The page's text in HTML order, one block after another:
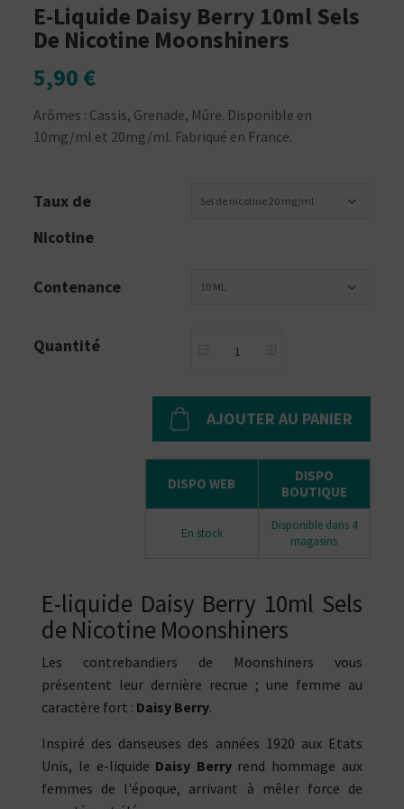
E-Liquide Daisy Berry 10ml Sels
De Nicotine Moonshiners
5,90 €
Arômes : Cassis, Grenade, Mûre. Disponible en
10mg/ml et 20mg/ml. Fabriqué en France.
Taux de
Nicotine
Sel de nicotine 20 mg/ml
Contenance 10 ML
Quantité
AJOUTER AU PANIER
DISPO WEB
DISPO
BOUTIQUE
En stock
Disponible dans 4
magasins
E-liquide Daisy Berry 10ml Sels
de Nicotine Moonshiners
Les contrebandiers de Moonshiners vous
présentent leur dernière recrue ; une femme au
caractère fort : Daisy Berry.
Inspiré des danseuses des années 1920 aux Etats
Unis, le e-liquide Daisy Berryrend hommage aux
femmes de l'époque, arrivant à mêler force de